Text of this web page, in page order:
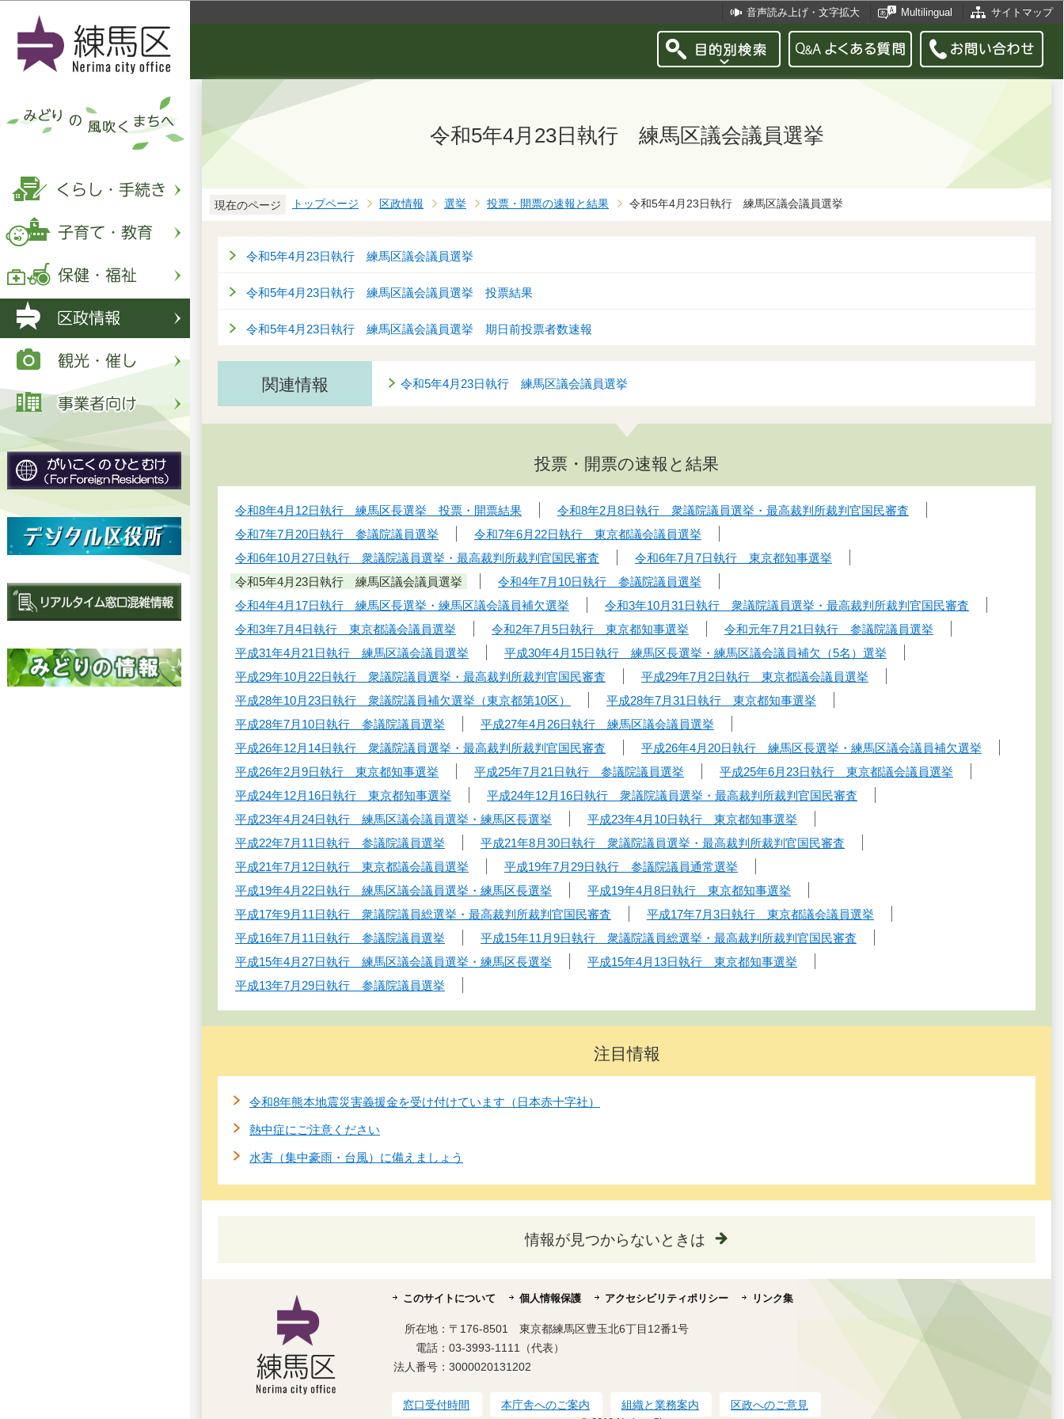
音声読み上げ・文字拡大 Multilingual サイトマップ
令和5年4月23日執行 練馬区議会議員選挙
現在のページ トップページ 区政情報 選挙 投票・開票の速報と結果 令和5年4月23日執行 練馬区議会議員選挙
令和5年4月23日執行 練馬区議会議員選挙
令和5年4月23日執行 練馬区議会議員選挙 投票結果
令和5年4月23日執行 練馬区議会議員選挙 期日前投票者数速報
関連情報 令和5年4月23日執行 練馬区議会議員選挙
投票・開票の速報と結果
令和8年4月12日執行 練馬区長選挙 投票・開票結果
令和8年2月8日執行 衆議院議員選挙・最高裁判所裁判官国民審査
令和7年7月20日執行 参議院議員選挙
令和7年6月22日執行 東京都議会議員選挙
令和6年10月27日執行 衆議院議員選挙・最高裁判所裁判官国民審査
令和6年7月7日執行 東京都知事選挙
令和5年4月23日執行 練馬区議会議員選挙
令和4年7月10日執行 参議院議員選挙
令和4年4月17日執行 練馬区長選挙・練馬区議会議員補欠選挙
令和3年10月31日執行 衆議院議員選挙・最高裁判所裁判官国民審査
令和3年7月4日執行 東京都議会議員選挙
令和2年7月5日執行 東京都知事選挙
令和元年7月21日執行 参議院議員選挙
平成31年4月21日執行 練馬区議会議員選挙
平成30年4月15日執行 練馬区長選挙・練馬区議会議員補欠（5名）選挙
平成29年10月22日執行 衆議院議員選挙・最高裁判所裁判官国民審査
平成29年7月2日執行 東京都議会議員選挙
平成28年10月23日執行 衆議院議員補欠選挙（東京都第10区）
平成28年7月31日執行 東京都知事選挙
平成28年7月10日執行 参議院議員選挙
平成27年4月26日執行 練馬区議会議員選挙
平成26年12月14日執行 衆議院議員選挙・最高裁判所裁判官国民審査
平成26年4月20日執行 練馬区長選挙・練馬区議会議員補欠選挙
平成26年2月9日執行 東京都知事選挙
平成25年7月21日執行 参議院議員選挙
平成25年6月23日執行 東京都議会議員選挙
平成24年12月16日執行 東京都知事選挙
平成24年12月16日執行 衆議院議員選挙・最高裁判所裁判官国民審査
平成23年4月24日執行 練馬区議会議員選挙・練馬区長選挙
平成23年4月10日執行 東京都知事選挙
平成22年7月11日執行 参議院議員選挙
平成21年8月30日執行 衆議院議員選挙・最高裁判所裁判官国民審査
平成21年7月12日執行 東京都議会議員選挙
平成19年7月29日執行 参議院議員通常選挙
平成19年4月22日執行 練馬区議会議員選挙・練馬区長選挙
平成19年4月8日執行 東京都知事選挙
平成17年9月11日執行 衆議院議員総選挙・最高裁判所裁判官国民審査
平成17年7月3日執行 東京都議会議員選挙
平成16年7月11日執行 参議院議員選挙
平成15年11月9日執行 衆議院議員総選挙・最高裁判所裁判官国民審査
平成15年4月27日執行 練馬区議会議員選挙・練馬区長選挙
平成15年4月13日執行 東京都知事選挙
平成13年7月29日執行 参議院議員選挙
注目情報
令和8年熊本地震災害義援金を受け付けています（日本赤十字社）
熱中症にご注意ください
水害（集中豪雨・台風）に備えましょう
情報が見つからないときは
このサイトについて 個人情報保護 アクセシビリティポリシー リンク集
所在地： 〒176-8501 東京都練馬区豊玉北6丁目12番1号
電話： 03-3993-1111（代表）
法人番号： 3000020131202
窓口受付時間 本庁舎へのご案内 組織と業務案内 区政へのご意見